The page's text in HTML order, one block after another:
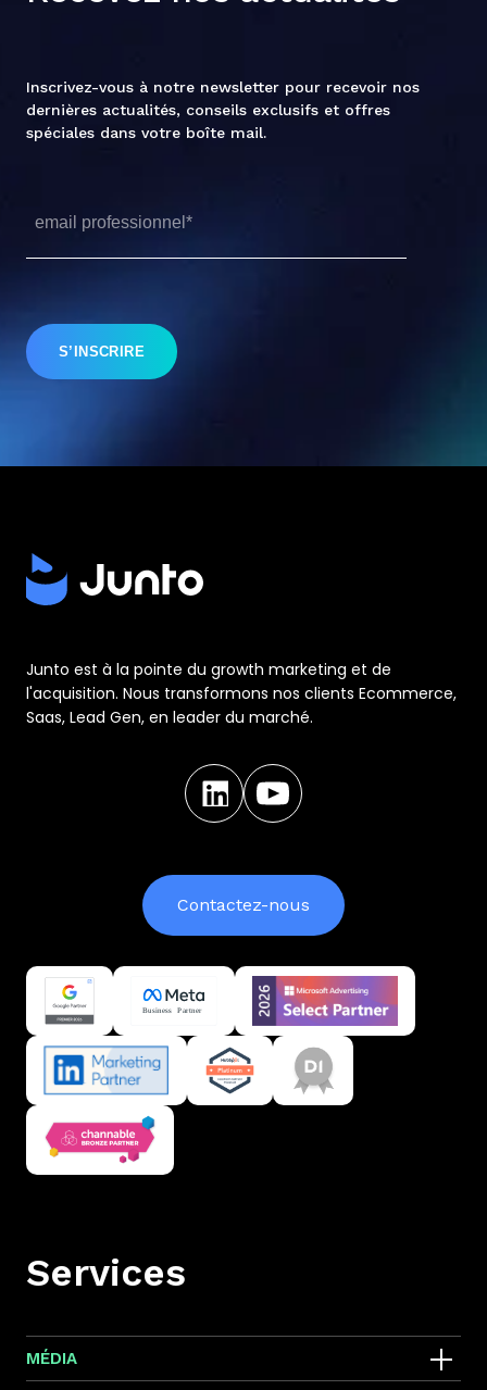
Inscrivez-vous à notre newsletter pour recevoir nos
dernières actualités, conseils exclusifs et offres
spéciales dans votre boîte mail.
Junto est à la pointe du growth marketing et de
l'acquisition. Nous transformons nos clients Ecommerce,
Saas, Lead Gen, en leader du marché.
Contactez-nous
Services
MÉDIA
SEA